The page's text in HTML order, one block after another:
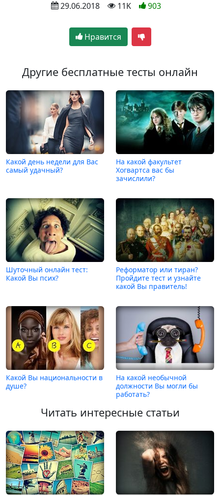
29.06.2018 11K 903
Нравится
Другие бесплатные тесты онлайн
Какой день недели для Вас
самый удачный?
На какой факультет
Хогвартса вас бы
зачислили?
Шуточный онлайн тест:
Какой Вы псих?
Реформатор или тиран?
Пройдите тест и узнайте
какой Вы правитель!
Какой Вы национальности в
душе?
На какой необычной
должности Вы могли бы
работать?
Читать интересные статьи